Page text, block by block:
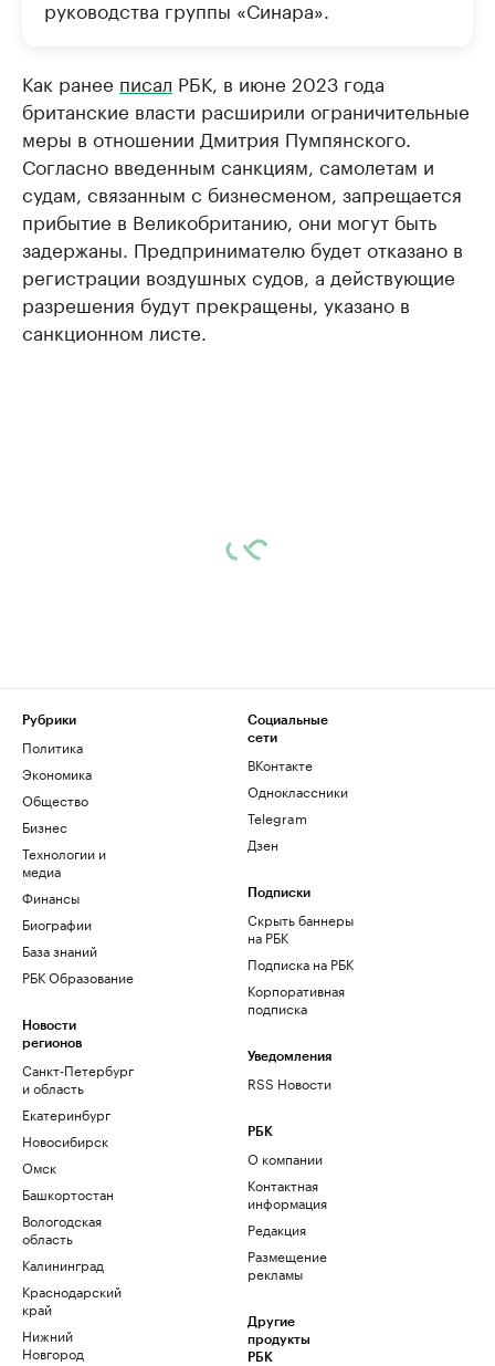
руководства группы «Синара».
Как ранее писал РБК, в июне 2023 года
британские власти расширили ограничительные
меры в отношении Дмитрия Пумпянского.
Согласно введенным санкциям, самолетам и
судам, связанным с бизнесменом, запрещается
прибытие в Великобританию, они могут быть
задержаны. Предпринимателю будет отказано в
регистрации воздушных судов, а действующие
разрешения будут прекращены, указано в
санкционном листе.
Рубрики
Политика
Экономика
Общество
Бизнес
Технологии и
медиа
Финансы
Биографии
База знаний
РБК Образование
Новости
регионов
Санкт-Петербург
и область
Екатеринбург
Новосибирск
Омск
Башкортостан
Вологодская
область
Калининград
Краснодарский
край
Нижний
Новгород
Социальные
сети
ВКонтакте
Одноклассники
Telegram
Дзен
Подписки
Скрыть баннеры
на РБК
Подписка на РБК
Корпоративная
подписка
Уведомления
RSS Новости
РБК
О компании
Контактная
информация
Редакция
Размещение
рекламы
Другие
продукты
РБК